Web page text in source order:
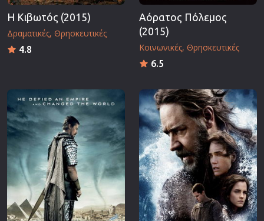
Η Κιβωτός (2015)
Δραματικές Θρησκευτικές
4.8
Αόρατος Πόλεμος
(2015)
Κοινωνικές Θρησκευτικές
6.5